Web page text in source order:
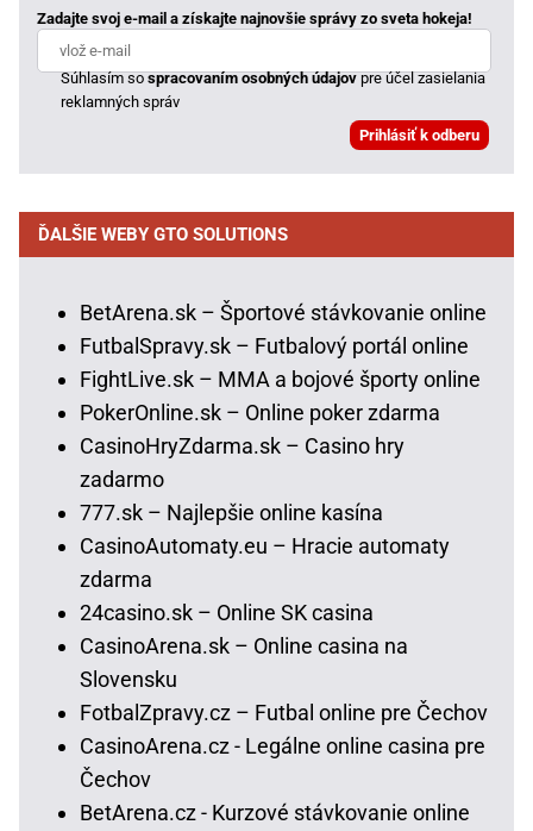
Zadajte svoj e-mail a získajte najnovšie správy zo sveta hokeja!
Súhlasím sospracovaním osobných údajovpre účel zasielania
reklamných správ
ĎALŠIE WEBY GTO SOLUTIONS
BetArena.sk – Športové stávkovanie online
FutbalSpravy.sk – Futbalový portál online
FightLive.sk – MMA a bojové športy online
PokerOnline.sk – Online poker zdarma
CasinoHryZdarma.sk – Casino hry
zadarmo
777.sk – Najlepšie online kasína
CasinoAutomaty.eu – Hracie automaty
zdarma
24casino.sk – Online SK casina
CasinoArena.sk – Online casina na
Slovensku
FotbalZpravy.cz – Futbal online pre Čechov
CasinoArena.cz - Legálne online casina pre
Čechov
BetArena.cz - Kurzové stávkovanie online